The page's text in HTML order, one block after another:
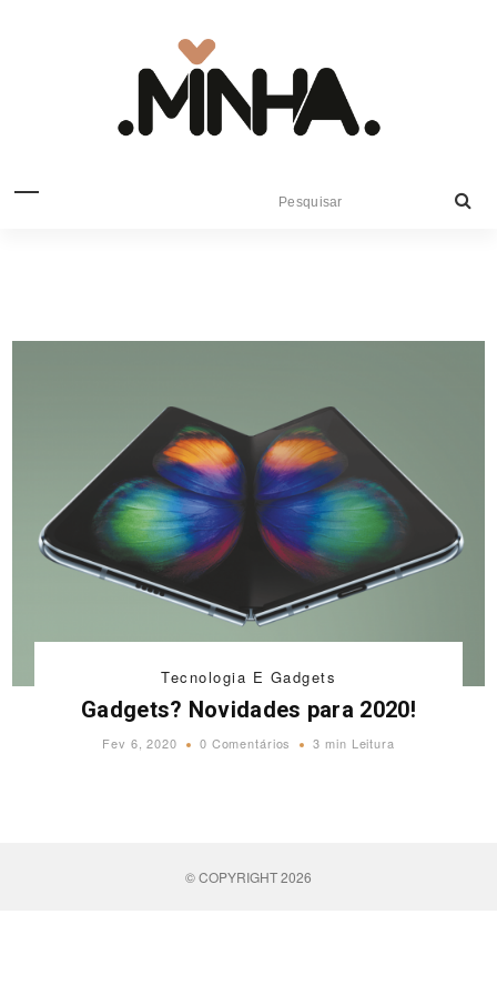
Tecnologia E Gadgets
Gadgets? Novidades para 2020!
Fev 6, 2020 0 Comentários 3 min Leitura
© COPYRIGHT 2026